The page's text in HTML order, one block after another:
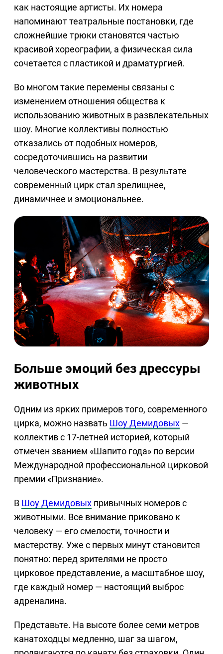
как настоящие артисты. Их номера
напоминают театральные постановки, где
сложнейшие трюки становятся частью
красивой хореографии, а физическая сила
сочетается с пластикой и драматургией.
Во многом такие перемены связаны с
изменением отношения общества к
использованию животных в развлекательных
шоу. Многие коллективы полностью
отказались от подобных номеров,
сосредоточившись на развитии
человеческого мастерства. В результате
современный цирк стал зрелищнее,
динамичнее и эмоциональнее.
Больше эмоций без дрессуры
животных
Одним из ярких примеров того, современного
цирка, можно назвать Шоу Демидовых —
коллектив с 17-летней историей, который
отмечен званием «Шапито года» по версии
Международной профессиональной цирковой
премии «Признание».
В Шоу Демидовых привычных номеров с
животными. Все внимание приковано к
человеку — его смелости, точности и
мастерству. Уже с первых минут становится
понятно: перед зрителями не просто
цирковое представление, а масштабное шоу,
где каждый номер — настоящий выброс
адреналина.
Представьте. На высоте более семи метров
канатоходцы медленно, шаг за шагом,